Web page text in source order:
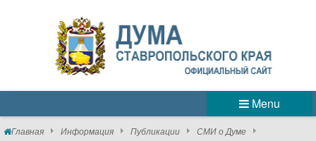
Menu
Главная Информация Публикации
СМИ о Думе